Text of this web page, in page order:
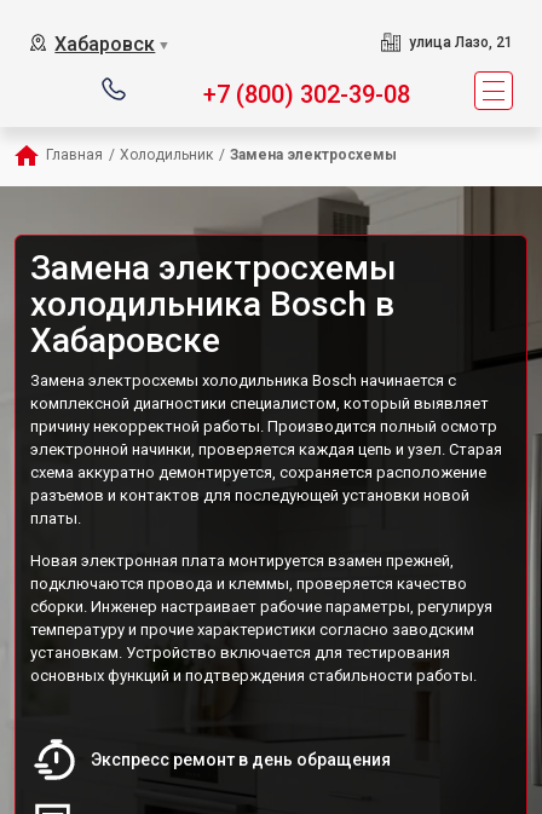
Хабаровск ▼ улица Лазо, 21
+7 (800) 302-39-08
Главная / Холодильник / Замена электросхемы
Замена электросхемы
холодильника Bosch в
Хабаровске
Замена электросхемы холодильника Bosch начинается с
комплексной диагностики специалистом, который выявляет
причину некорректной работы. Производится полный осмотр
электронной начинки, проверяется каждая цепь и узел. Старая
схема аккуратно демонтируется, сохраняется расположение
разъемов и контактов для последующей установки новой
платы.
Новая электронная плата монтируется взамен прежней,
подключаются провода и клеммы, проверяется качество
сборки. Инженер настраивает рабочие параметры, регулируя
температуру и прочие характеристики согласно заводским
установкам. Устройство включается для тестирования
основных функций и подтверждения стабильности работы.
Экспресс ремонт в день обращения